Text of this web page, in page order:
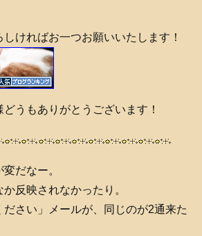
ければお一つお願いいたします！
どうもありがとうございます！
だなー。
反映されなかったり。
ださい」メールが、同じのが2通来た